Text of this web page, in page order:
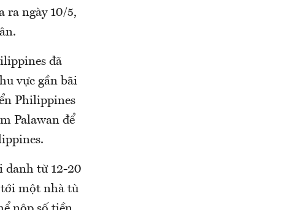
ra ngày 10/5,
đã
vực gần bãi
Philippines
Palawan để
danh từ 12-20
tới một nhà tù